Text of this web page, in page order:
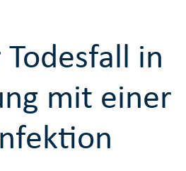
in
mit einer